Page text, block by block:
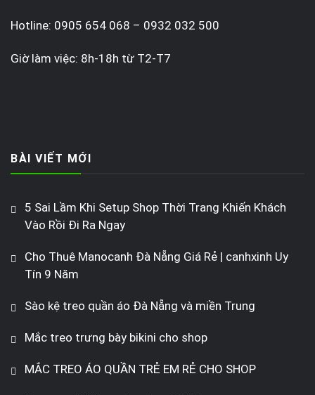
Hotline: 0905 654 068 – 0932 032 500
Giờ làm việc: 8h-18h từ T2-T7
BÀI VIẾT MỚI
5 Sai Lầm Khi Setup Shop Thời Trang Khiến Khách
Vào Rồi Đi Ra Ngay
Cho Thuê Manocanh Đà Nẵng Giá Rẻ | canhxinh Uy
Tín 9 Năm
Sào kệ treo quần áo Đà Nẵng và miền Trung
Mắc treo trưng bày bikini cho shop
MẮC TREO ÁO QUẦN TRẺ EM RẺ CHO SHOP